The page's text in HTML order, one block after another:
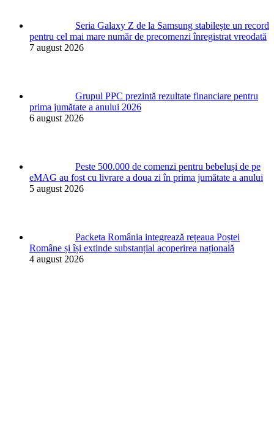
Seria Galaxy Z de la Samsung stabilește un record
pentru cel mai mare număr de precomenzi înregistrat vreodată
7 august 2026
Grupul PPC prezintă rezultate financiare pentru
prima jumătate a anului 2026
6 august 2026
Peste 500.000 de comenzi pentru bebeluși de pe
eMAG au fost cu livrare a doua zi în prima jumătate a anului
5 august 2026
Packeta România integrează rețeaua Poștei
Române și își extinde substanțial acoperirea națională
4 august 2026